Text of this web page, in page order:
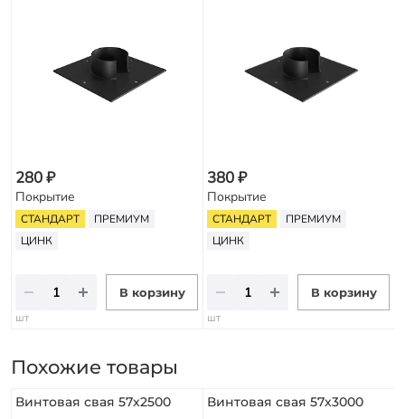
280 ₽
Покрытие
СТАНДАРТ
ПРЕМИУМ
ЦИНК
В корзину
шт
380 ₽
Покрытие
СТАНДАРТ
ПРЕМИУМ
ЦИНК
В корзину
шт
Похожие товары
Винтовая свая 57х2500 Винтовая свая 57х3000